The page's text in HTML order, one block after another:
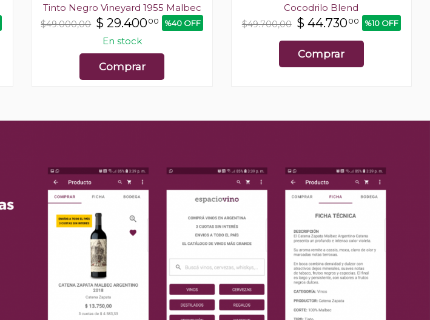
Tinto Negro Vineyard 1955 Malbec
$49.000,00 $ 29.40000 %40 OFF
En stock
Comprar
Cocodrilo Blend
$49.700,00 $ 44.73000 %10 OFF
Comprar